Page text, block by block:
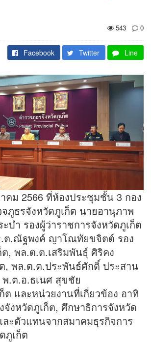
543
0
Facebook Twitter Line
คม ​2566 ที่ห้องประชุมชั้น 3 กอง
ภูธรจังหวัดภูเก็ต นายอานุภาพ
บำ รองผู้ว่าราชการจังหวัดภูเก็ต
ต.ณัฐพงค์ ญาโณทัยขจิตต์ รอง
, พล.ต.ต.เสริมพันธุ์ ศิริคง
, พล.ต.ต.ประพันธ์ศักดิ์ ประสาน
.ต.อ.ธเนศ สุขชัย
ต และหน่วยงานที่เกี่ยวข้อง อาทิ
งหวัดภูเก็ต, ศึกษาธิการจังหวัด
ะตัวแทนจากสมาคมธุรกิจการ
ภูเก็ต